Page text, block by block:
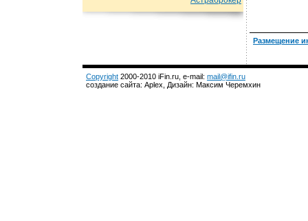
Размещение
Copyright 2000-2010 iFin.ru, e-mail: mail@ifin.ru
создание сайта: Aplex, Дизайн: Максим Черемхин